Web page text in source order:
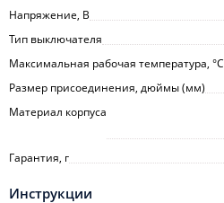
Напряжение, В
Тип выключателя
Максимальная рабочая температура, °С
Размер присоединения, дюймы (мм)
Материал корпуса
Гарантия, г
Инструкции